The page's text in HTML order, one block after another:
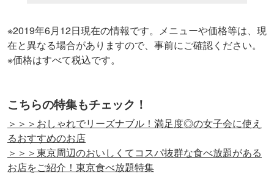
※2019年6月12日現在の情報です。メニューや価格等は、現
在と異なる場合がありますので、事前にご確認ください。
※価格はすべて税込です。
こちらの特集もチェック！
＞＞＞おしゃれでリーズナブル！満足度◎の女子会に使え
るおすすめのお店
＞＞＞東京周辺のおいしくてコスパ抜群な食べ放題がある
お店をご紹介！東京食べ放題特集